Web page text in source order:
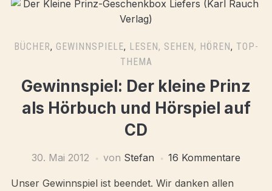
BÜCHER, GEWINNSPIELE, LESEN, SEHEN, HÖREN, TOP-
THEMA
Gewinnspiel: Der kleine Prinz
als Hörbuch und Hörspiel auf
CD
30. Mai 2012 von Stefan 16 Kommentare
Unser Gewinnspiel ist beendet. Wir danken allen